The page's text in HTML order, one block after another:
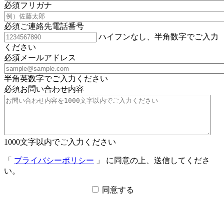
必須フリガナ
必須ご連絡先電話番号
ハイフンなし、半角数字でご入力
ください
必須 メールアドレス
半角英数字でご入力ください
必須お問い合わせ内容
1000文字以内でご入力ください
「 プライバシーポリシー 」 に同意の上、送信してくださ
い。
同意する